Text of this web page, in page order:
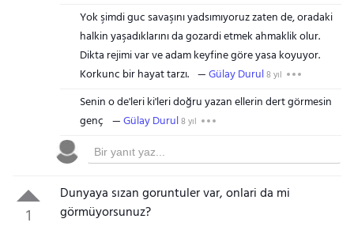
Yok şimdi guc savaşını yadsımıyoruz zaten de, oradaki
halkin yaşadıklarını da gozardi etmek ahmaklik olur.
Dikta rejimi var ve adam keyfine göre yasa koyuyor.
Korkunc bir hayat tarzı.
Gülay Durul8 yıl
Senin o de'leri ki'leri doğru yazan ellerin dert görmesin
genç
Gülay Durul8 yıl
1
Dunyaya sızan goruntuler var, onlari da mi
görmüyorsunuz?